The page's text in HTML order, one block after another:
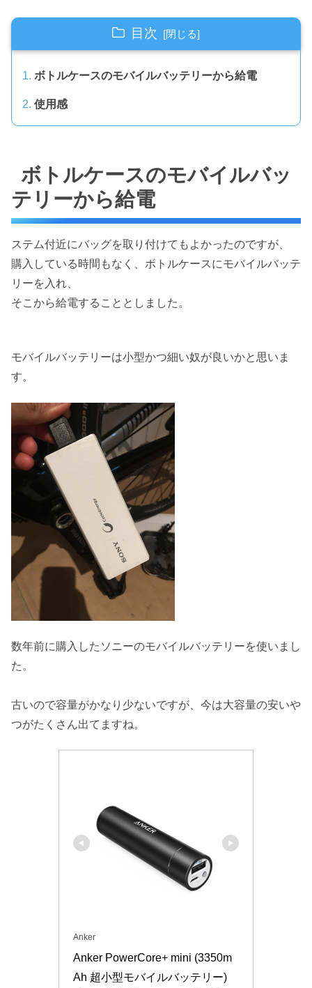
目次
ボトルケースのモバイルバッテリーから給電
使用感
ボトルケースのモバイルバッ
テリーから給電
ステム付近にバッグを取り付けてもよかったのですが、
購入している時間もなく、ボトルケースにモバイルバッテ
リーを入れ、
そこから給電することとしました。
モバイルバッテリーは小型かつ細い奴が良いかと思いま
す。
数年前に購入したソニーのモバイルバッテリーを使いまし
た。
古いので容量がかなり少ないですが、今は大容量の安いや
つがたくさん出てますね。
Anker
Anker PowerCore+ mini (3350m
Ah 超小型モバイルバッテリー)